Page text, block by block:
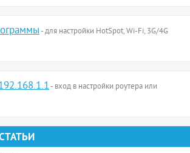
- для настройки HotSpot, Wi-Fi, 3G/4G
- вход в настройки роутера или